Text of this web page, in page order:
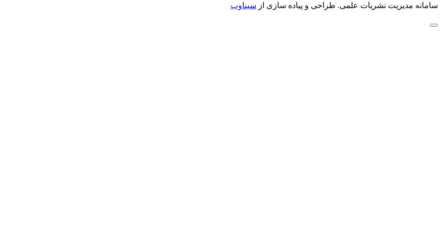
سامانه مدیریت نشریات علمی. طراحی و پیاده سازی از سیناوب